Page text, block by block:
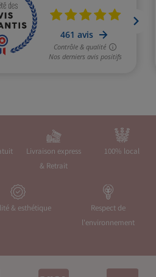
Livraison express
& Retrait
100% local
& esthétique
Respect de
l'environnement